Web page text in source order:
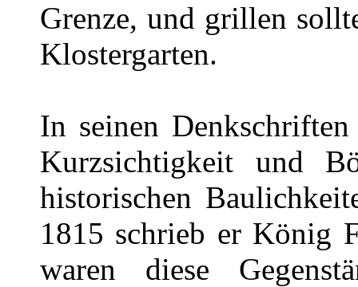
Grenze, und grillen
Klostergarten.
In seinen
Kurzsichtigkeit und
historischen
1815 schrieb er König
waren diese